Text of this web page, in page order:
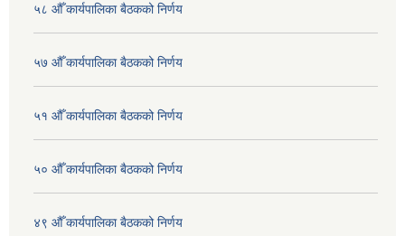
५८ औँ कार्यपालिका बैठकको निर्णय
५७ औँ कार्यपालिका बैठकको निर्णय
५१ औँ कार्यपालिका बैठकको निर्णय
५० औँ कार्यपालिका बैठकको निर्णय
४९ औँ कार्यपालिका बैठकको निर्णय